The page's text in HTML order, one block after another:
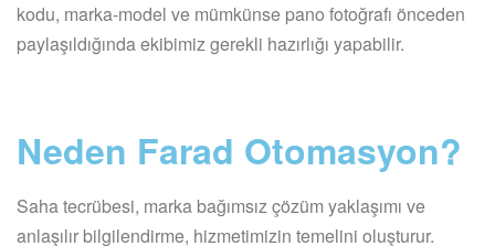
kodu, marka-model ve mümkünse pano fotoğrafı önceden
paylaşıldığında ekibimiz gerekli hazırlığı yapabilir.
Neden Farad Otomasyon?
Saha tecrübesi, marka bağımsız çözüm yaklaşımı ve
anlaşılır bilgilendirme, hizmetimizin temelini oluşturur.